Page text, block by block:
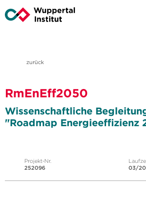
zurück
RmEnEff2050
Wissenschaftliche
"Roadmap Energieeffizienz
Projekt-Nr.
252096
03/